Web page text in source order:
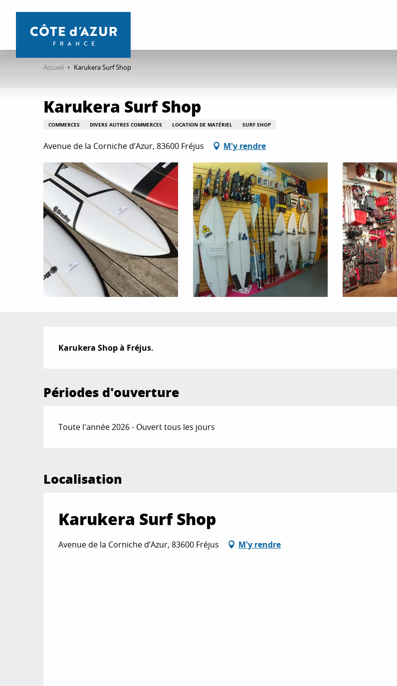
contenu
Accueil Karukera Surf Shop
Karukera Surf Shop
COMMERCES DIVERS AUTRES COMMERCES LOCATION DE MATÉRIEL SURF SHOP
Avenue de la Corniche d’Azur, 83600 Fréjus M'y rendre
Description
Karukera Shop à Fréjus.
Périodes d'ouverture
Toute l'année 2026 - Ouvert tous les jours
Localisation
Karukera Surf Shop
Avenue de la Corniche d’Azur, 83600 Fréjus M'y rendre